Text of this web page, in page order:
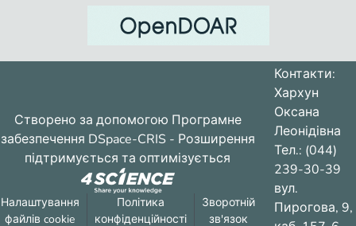
Створено за допомогою Програмне
забезпечення DSpace-CRIS - Розширення
підтримується та оптимізується
Налаштування
файлів cookie
Політика
конфіденційності
Зворотній
зв'язок
Контакти:
Хархун
Оксана
Леонідівна
Тел.: (044)
239-30-39
вул.
Пирогова, 9,